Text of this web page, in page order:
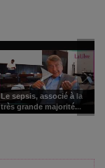
Le sepsis, associé à la
très grande majorité...